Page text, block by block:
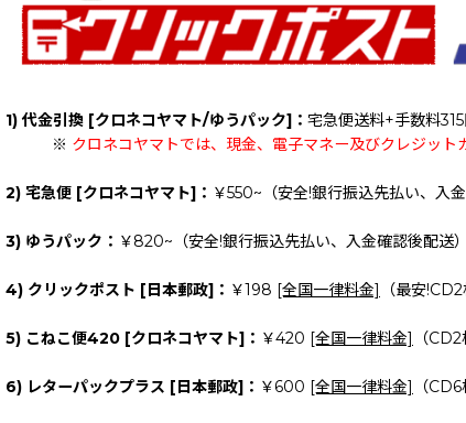
1) 代金引換 [クロネコヤマト/ゆうパック]： 宅急便送料+手数料
※ クロネコヤマトでは、現金、電子マネー及びクレジット
2) 宅急便 [クロネコヤマト]： ￥550~（安全!銀行振込先払い、入金
3) ゆうパック： ￥820~（安全!銀行振込先払い、入金確認後配送）
4) クリックポスト [日本郵政]： ￥198 [全国一律料金] （最安
5) こねこ便420 [クロネコヤマト]： ￥420 [全国一律料金] （
6) レターパックプラス [日本郵政]： ￥600 [全国一律料金] （